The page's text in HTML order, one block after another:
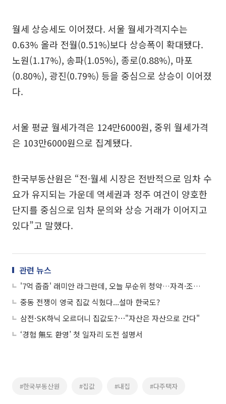
월세 상승세도 이어졌다. 서울 월세가격지수는
0.63% 올라 전월(0.51%)보다 상승폭이 확대됐다.
노원(1.17%), 송파(1.05%), 종로(0.88%), 마포
(0.80%), 광진(0.79%) 등을 중심으로 상승이 이어졌
다.
서울 평균 월세가격은 124만6000원, 중위 월세가격
은 103만6000원으로 집계됐다.
한국부동산원은 “전·월세 시장은 전반적으로 임차 수
요가 유지되는 가운데 역세권과 정주 여건이 양호한
단지를 중심으로 임차 문의와 상승 거래가 이어지고
있다”고 말했다.
관련 뉴스
'7억 줍줍' 래미안 라그란데, 오늘 무순위 청약…자격·조건은?
중동 전쟁이 영국 집값 식혔다...설마 한국도?
삼전·SK하닉 오르더니 집값도?⋯"자산은 자산으로 간다"
‘경험 無도 환영’ 첫 일자리 도전 설명서
#한국부동산원 #집값 #내집 #다주택자